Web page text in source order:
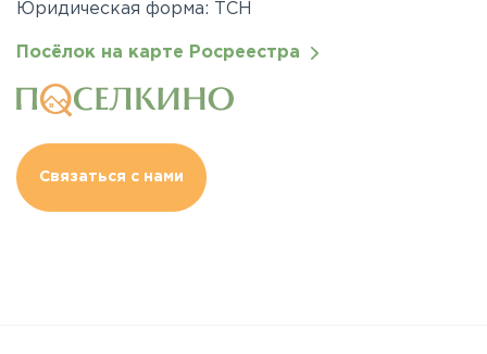
Юридическая форма: ТСН
Посёлок на карте Росреестра
Связаться с нами